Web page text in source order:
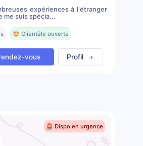
expériences à l'étranger
me suis spécia...
🤩 Clientèle ouverte
vous Profil
🚨 Dispo en urgence